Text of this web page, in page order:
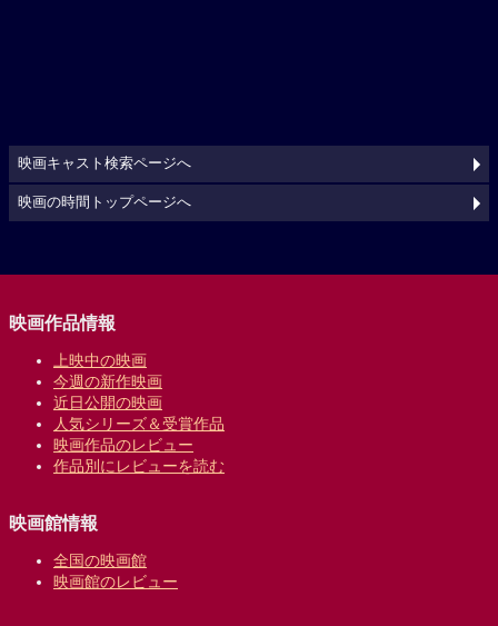
映画キャスト検索ページへ
映画の時間トップページへ
映画作品情報
上映中の映画
今週の新作映画
近日公開の映画
人気シリーズ＆受賞作品
映画作品のレビュー
作品別にレビューを読む
映画館情報
全国の映画館
映画館のレビュー